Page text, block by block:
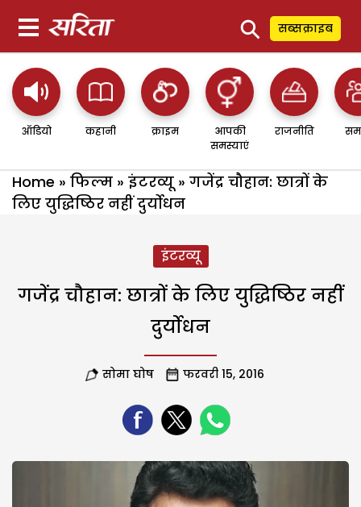
⚲ सब्सक्राइब
ऑडियो कहानी क्राइम
आपकी
समस्याएं
राजनीति
Home » फिल्म » इंटरव्यू» गजेंद्र चौहान: छात्रों के
लिए युद्धिष्ठिर नहीं दुर्योधन
इंटरव्यू
गजेंद्र चौहान: छात्रों के लिए युद्धिष्ठिर नहीं
दुर्योधन
सोमा घोष फरवरी 15, 2016